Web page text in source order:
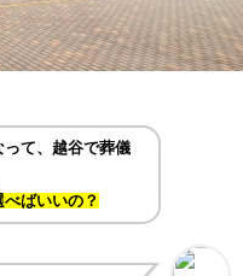
て、越谷で葬儀
ばいいの？